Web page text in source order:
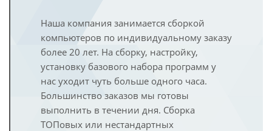
Наша компания занимается сборкой
компьютеров по индивидуальному заказу
более 20 лет. На сборку, настройку,
установку базового набора программ у
нас уходит чуть больше одного часа.
Большинство заказов мы готовы
выполнить в течении дня. Сборка
ТОПовых или нестандартных